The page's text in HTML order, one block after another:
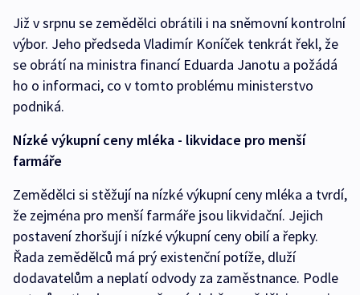
Již v srpnu se zemědělci obrátili i na sněmovní kontrolní
výbor. Jeho předseda Vladimír Koníček tenkrát řekl, že
se obrátí na ministra financí Eduarda Janotu a požádá
ho o informaci, co v tomto problému ministerstvo
podniká.
Nízké výkupní ceny mléka - likvidace pro menší
farmáře
Zemědělci si stěžují na nízké výkupní ceny mléka a tvrdí,
že zejména pro menší farmáře jsou likvidační. Jejich
postavení zhoršují i nízké výkupní ceny obilí a řepky.
Řada zemědělců má prý existenční potíže, dluží
dodavatelům a neplatí odvody za zaměstnance. Podle